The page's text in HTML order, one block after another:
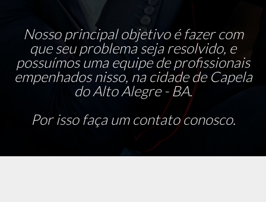
Nosso principal objetivo é fazer com
que seu problema seja resolvido, e
possuímos uma equipe de profissionais
empenhados nisso, na cidade de Capela
do Alto Alegre - BA.
Por isso faça um contato conosco.